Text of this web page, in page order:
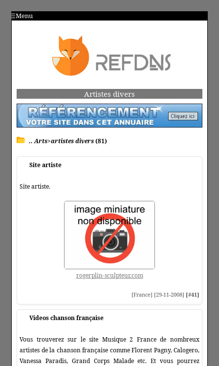
Menu
Artistes divers
.. Arts>artistes divers(81)
Site artiste
Site artiste.
rogerplin-sculpteur.com
[France] [29-11-2008] [#41]
Videos chanson française
Vous trouverez sur le site Musique 2 France de nombreux
artistes de la chanson française comme Florent Pagny, Calogero,
Vanessa Paradis, Grand Corps Malade etc. Et vous pourrez